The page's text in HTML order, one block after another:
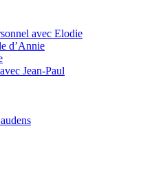
avec Elodie
d’Annie
Jean-Paul